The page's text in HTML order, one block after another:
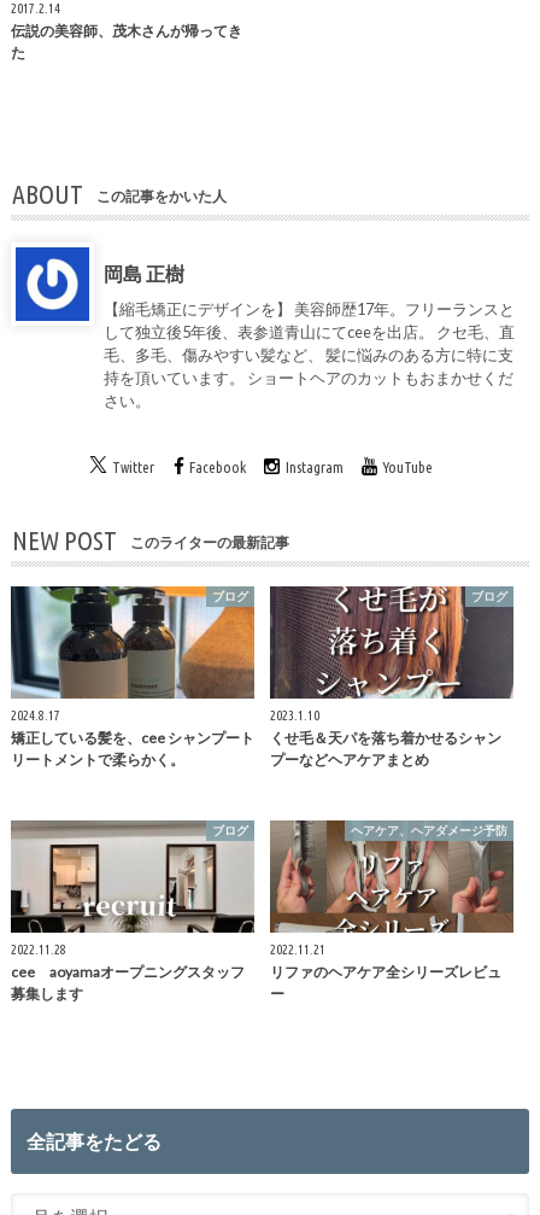
2017.2.14
伝説の美容師、茂木さんが帰ってき
た
ABOUT この記事をかいた人
岡島 正樹
【縮毛矯正にデザインを】 美容師歴17年。フリーランスと
して独立後5年後、表参道青山にてceeを出店。 クセ毛、直
毛、多毛、傷みやすい髪など、 髪に悩みのある方に特に支
持を頂いています。 ショートヘアのカットもおまかせくだ
さい。
Twitter Facebook Instagram YouTube
NEW POST このライターの最新記事
ブログ
2024.8.17
矯正している髪を、cee シャンプート
リートメントで柔らかく。
ブログ
2023.1.10
くせ毛＆天パを落ち着かせるシャン
プーなどヘアケアまとめ
ブログ
2022.11.28
cee aoyamaオープニングスタッフ
募集します
ヘアケア、ヘアダメージ予防
2022.11.21
リファのヘアケア全シリーズレビュ
ー
全記事をたどる